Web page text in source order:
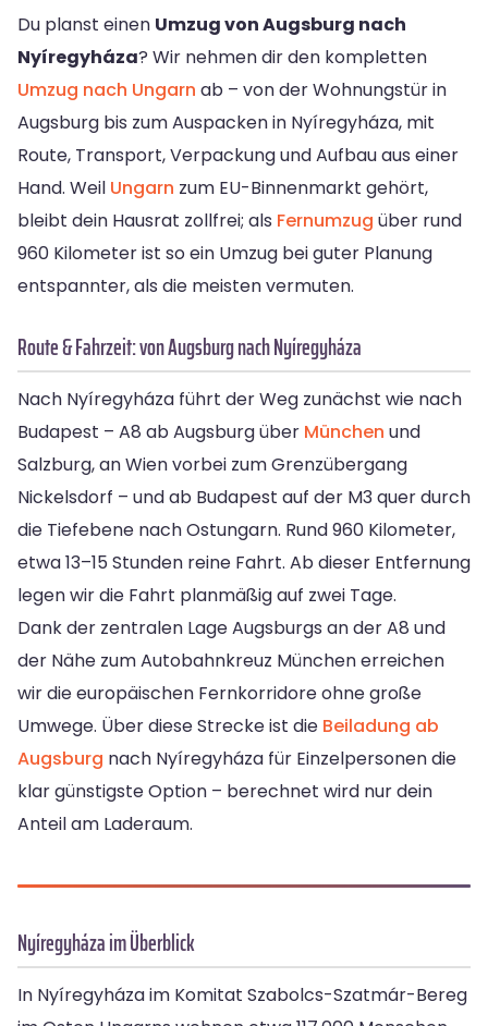
Du planst einen Umzug von Augsburg nach
Nyíregyháza? Wir nehmen dir den kompletten
Umzug nach Ungarn ab – von der Wohnungstür in
Augsburg bis zum Auspacken in Nyíregyháza, mit
Route, Transport, Verpackung und Aufbau aus einer
Hand. Weil Ungarn zum EU-Binnenmarkt gehört,
bleibt dein Hausrat zollfrei; als Fernumzug über rund
960 Kilometer ist so ein Umzug bei guter Planung
entspannter, als die meisten vermuten.
Route & Fahrzeit: von Augsburg nach Nyíregyháza
Nach Nyíregyháza führt der Weg zunächst wie nach
Budapest – A8 ab Augsburg über München und
Salzburg, an Wien vorbei zum Grenzübergang
Nickelsdorf – und ab Budapest auf der M3 quer durch
die Tiefebene nach Ostungarn. Rund 960 Kilometer,
etwa 13–15 Stunden reine Fahrt. Ab dieser Entfernung
legen wir die Fahrt planmäßig auf zwei Tage.
Dank der zentralen Lage Augsburgs an der A8 und
der Nähe zum Autobahnkreuz München erreichen
wir die europäischen Fernkorridore ohne große
Umwege. Über diese Strecke ist die Beiladung ab
Augsburg nach Nyíregyháza für Einzelpersonen die
klar günstigste Option – berechnet wird nur dein
Anteil am Laderaum.
Nyíregyháza im Überblick
In Nyíregyháza im Komitat Szabolcs-Szatmár-Bereg